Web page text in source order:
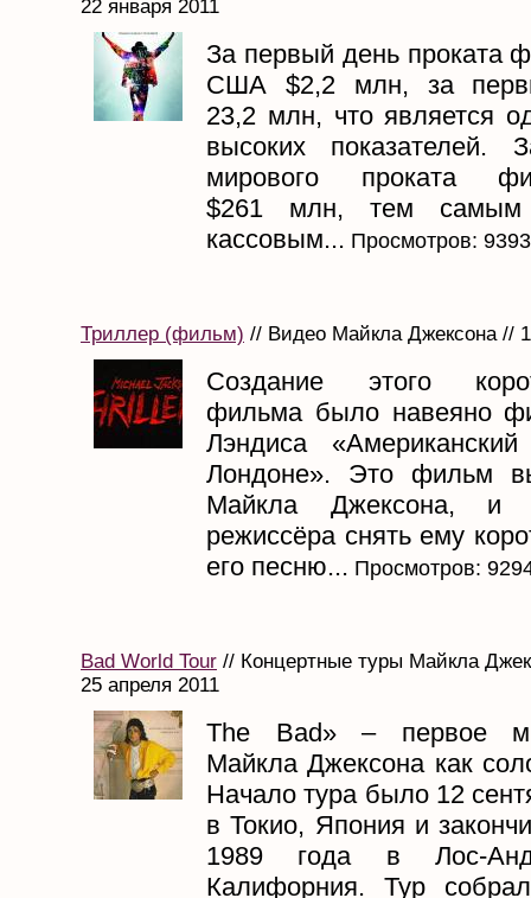
22 января 2011
За первый день проката
США $2,2 млн, за
23,2 млн, что является
высоких показателей.
мирового проката
$261 млн, тем
кассовым... Просмотров: 9393
Триллер (фильм) // Видео Майкла Джексона //
Создание этого
фильма было навеяно
Лэндиса
Лондоне». Это фильм
Майкла Джексона, и
режиссёра снять ему
его песню... Просмотров:
Bad World Tour // Концертные туры Майкла
25 апреля 2011
The Bad» – первое
Майкла Джексона как
Начало тура было 12
в Токио, Япония и
1989 года в Лос-
Калифорния. Тур